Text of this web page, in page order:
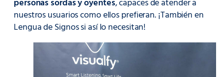
personas sordas y oyentes, capaces de atender a
nuestros usuarios como ellos prefieran. ¡También en
Lengua de Signos si así lo necesitan!